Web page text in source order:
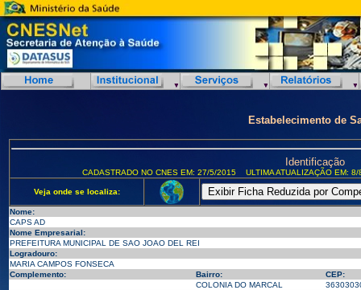
Estabelecimento de
Identificação
CADASTRADO NO CNES EM: 27/5/2015 ULTIMA ATUALIZAÇÃO EM:
Veja onde se localiza:
Nome:
CAPS AD
Nome Empresarial:
PREFEITURA MUNICIPAL DE SAO JOAO DEL REI
Logradouro:
MARIA CAMPOS FONSECA
Complemento:
Bairro:
CEP:
COLONIA DO MARCAL